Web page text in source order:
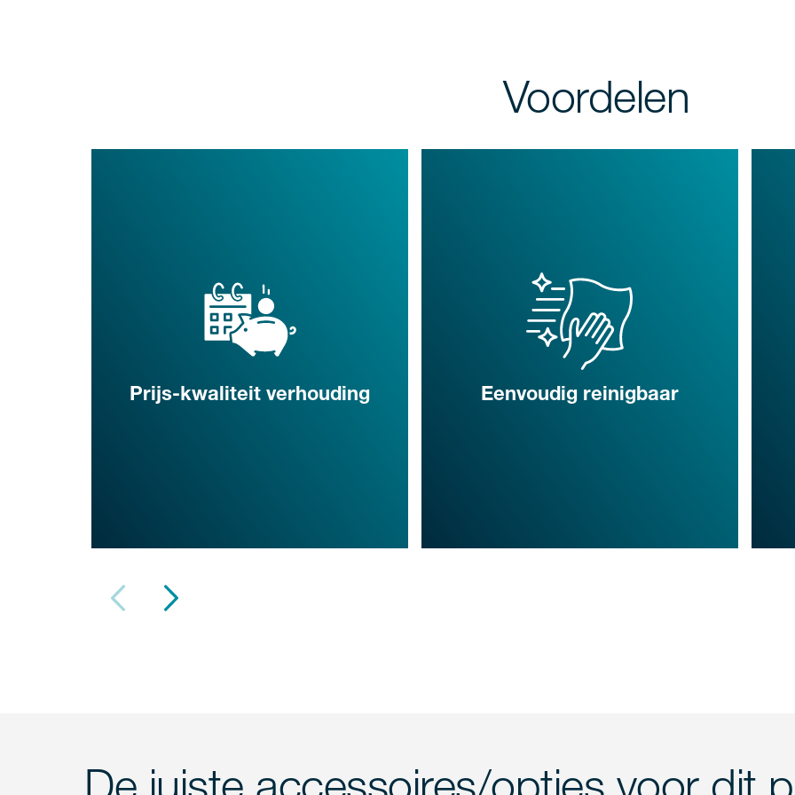
Voordelen
Prijs-kwaliteit verhouding Eenvoudig reinigbaar
De juiste accessoires/opties voor dit